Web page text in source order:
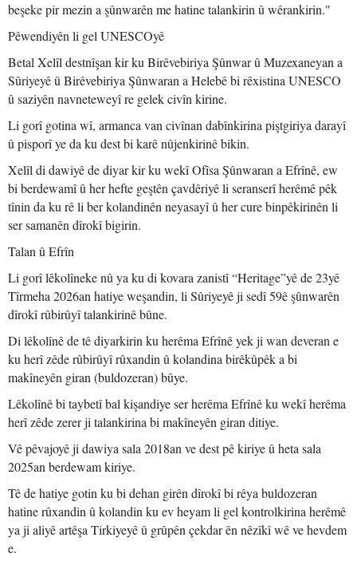
beşeke pir mezin a şûnwarên me hatine talankirin û wêrankirin."
Pêwendiyên li gel UNESCOyê
Betal Xelîl destnîşan kir ku Birêvebiriya Şûnwar û Muzexaneyan a
Sûriyeyê û Birêvebiriya Şûnwaran a Helebê bi rêxistina UNESCO
û saziyên navneteweyî re gelek civîn kirine.
Li gorî gotina wî, armanca van civînan dabînkirina piştgiriya darayî
û pisporî ye da ku dest bi karê nûjenkirinê bikin.
Xelîl di dawiyê de diyar kir ku wekî Ofîsa Şûnwaran a Efrînê, ew
bi berdewamî û her hefte geştên çavdêriyê li seranserî herêmê pêk
tînin da ku rê li ber kolandinên neyasayî û her cure binpêkirinên li
ser samanên dîrokî bigirin.
Talan û Efrîn
Li gorî lêkolîneke nû ya ku di kovara zanistî “Heritage”yê de 23yê
Tîrmeha 2026an hatiye weşandin, li Sûriyeyê ji sedî 59ê şûnwarên
dîrokî rûbirûyî talankirinê bûne.
Di lêkolînê de tê diyarkirin ku herêma Efrînê yek ji wan deveran e
ku herî zêde rûbirûyî rûxandin û kolandina birêkûpêk a bi
makîneyên giran (buldozeran) bûye.
Lêkolînê bi taybetî bal kişandiye ser herêma Efrînê ku wekî herêma
herî zêde zerer ji talankirina bi makîneyên giran ditiye.
Vê pêvajoyê ji dawiya sala 2018an ve dest pê kiriye û heta sala
2025an berdewam kiriye.
Tê de hatiye gotin ku bi dehan girên dîrokî bi rêya buldozeran
hatine rûxandin û kolandin ku ev heyam li gel kontrolkirina herêmê
ya ji aliyê artêşa Tirkiyeyê û grûpên çekdar ên nêzîkî wê ve hevdem
e.